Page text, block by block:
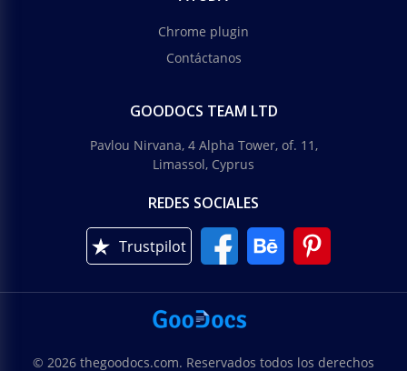
Chrome plugin
Contáctanos
GOODOCS TEAM LTD
Pavlou Nirvana, 4 Alpha Tower, of. 11,
Limassol, Cyprus
REDES SOCIALES
Trustpilot
© 2026 thegoodocs.com. Reservados todos los derechos